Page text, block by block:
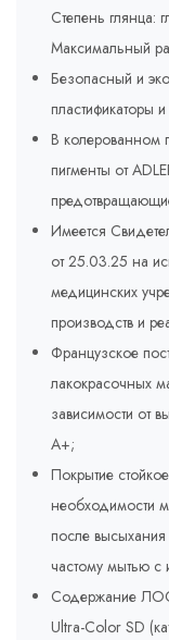
Степень глянца:
Максимальный
Безопасный и
пластификаторы
В колерованном
пигменты от
Имеется
от 25.03.25 на
медицинских
производств и
Французское
лакокрасочных
зависимости от
A+;
Покрытие
необходимости
после
частому мытью с
Содержание
Ultra-Color SD